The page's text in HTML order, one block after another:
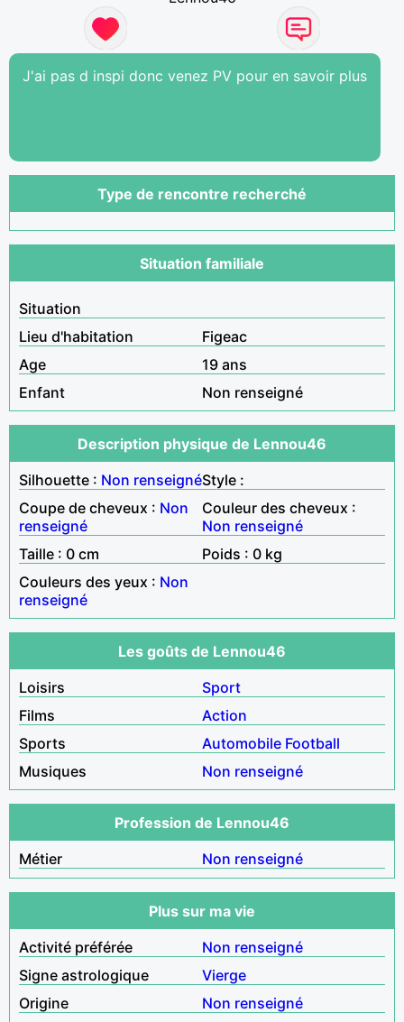
J'ai pas d inspi donc venez PV pour en savoir plus
Type de rencontre recherché
Situation familiale
Situation
Lieu d'habitation
Figeac
Age
19 ans
Enfant
Non renseigné
Description physique de Lennou46
Silhouette : Non renseignéStyle :
Coupe de cheveux : Non
renseigné
Couleur des cheveux :
Non renseigné
Taille : 0 cm
Poids : 0 kg
Couleurs des yeux : Non
renseigné
Les goûts de Lennou46
Loisirs
Sport
Films
Action
Sports
Automobile Football
Musiques
Non renseigné
Profession de Lennou46
Métier
Non renseigné
Plus sur ma vie
Activité préférée
Non renseigné
Signe astrologique
Vierge
Origine
Non renseigné